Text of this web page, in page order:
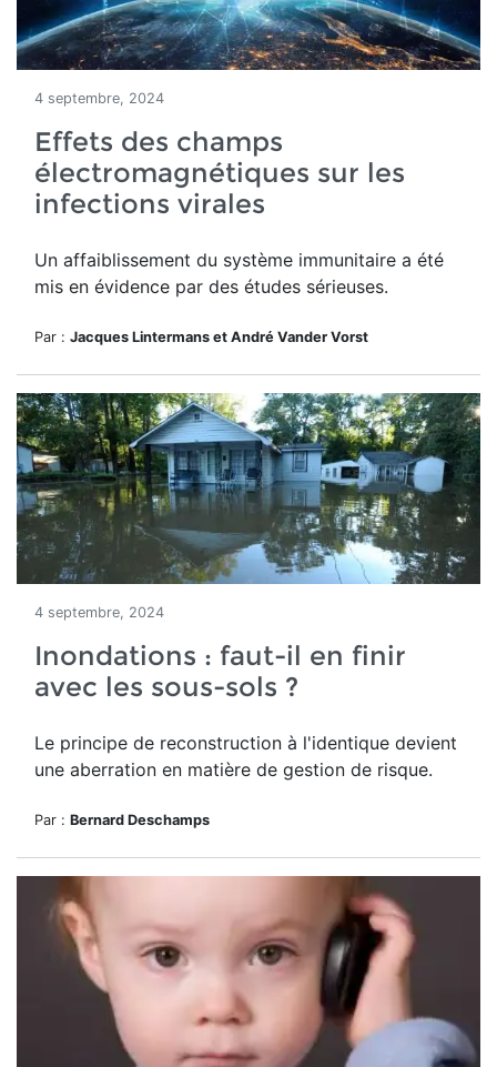
4 septembre, 2024
Effets des champs
électromagnétiques sur les
infections virales
Un affaiblissement du système immunitaire a été
mis en évidence par des études sérieuses.
Par : Jacques Lintermans et André Vander Vorst
4 septembre, 2024
Inondations : faut-il en finir
avec les sous-sols ?
Le principe de reconstruction à l'identique devient
une aberration en matière de gestion de risque.
Par : Bernard Deschamps